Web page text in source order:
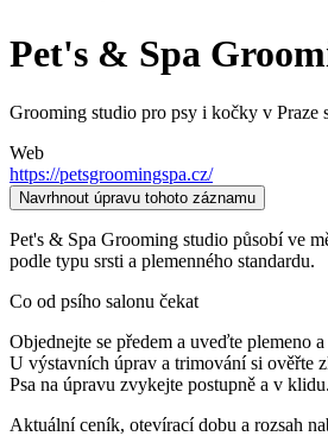
Pet's & Spa
Grooming studio pro psy i kočky v Praze
Web
https://petsgroomingspa.cz/
Navrhnout úpravu tohoto záznamu
Pet's & Spa Grooming studio působí ve
podle typu srsti a plemenného standardu.
Co od psího salonu čekat
Objednejte se předem a uveďte plemeno
U výstavních úprav a trimování si ověřte
Psa na úpravu zvykejte postupně a v klidu.
Aktuální ceník, otevírací dobu a rozsah